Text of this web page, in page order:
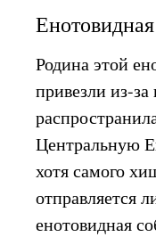
Родина этой
привезли из-
Центральную
хотя самого
отправляется
енотовидная